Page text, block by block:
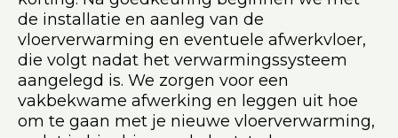
de installatie en aanleg van de
vloerverwarming en eventuele afwerkvloer,
die volgt nadat het verwarmingssysteem
aangelegd is. We zorgen voor een
vakbekwame afwerking en leggen uit hoe
om te gaan met je nieuwe vloerverwarming,